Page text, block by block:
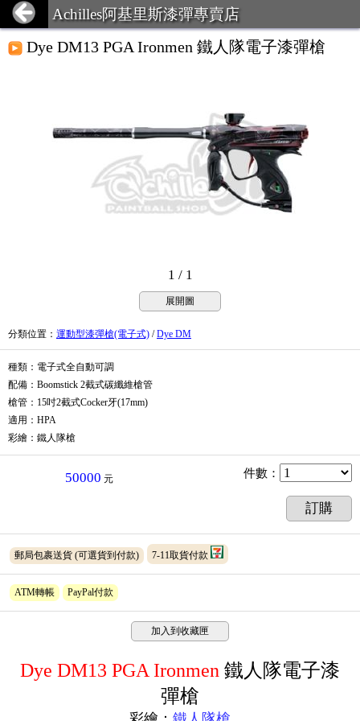
Achilles阿基里斯漆彈專賣店
Dye DM13 PGA Ironmen 鐵人隊電子漆彈槍
1 / 1
展開圖
分類位置 ： 運動型漆彈槍(電子式) /Dye DM
種類：電子式全自動可調
配備：Boomstick 2截式碳纖維槍管
槍管：15吋2截式Cocker牙(17mm)
適用：HPA
彩繪：鐵人隊槍
50000 元 件數 ：
訂購
郵局包裹送貨 (可選貨到付款) 7-11取貨付款
ATM轉帳 PayPal付款
加入到收藏匣
Dye DM13 PGA Ironmen 鐵人隊電子漆
彈槍